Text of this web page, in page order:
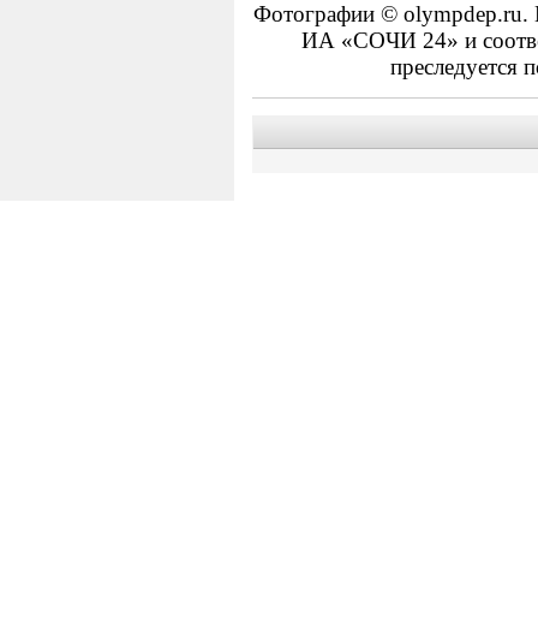
Фотографии © olympdep.ru.
ИА «СОЧИ 24» и
преследуется